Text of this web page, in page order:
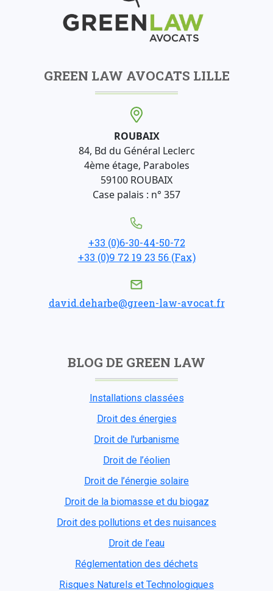
GREEN LAW AVOCATS LILLE
ROUBAIX
84, Bd du Général Leclerc
4ème étage, Paraboles
59100 ROUBAIX
Case palais : n° 357
+33 (0)6-30-44-50-72
+33 (0)9 72 19 23 56 (Fax)
david.deharbe@green-law-avocat.fr
BLOG DE GREEN LAW
Installations classées
Droit des énergies
Droit de l'urbanisme
Droit de l’éolien
Droit de l’énergie solaire
Droit de la biomasse et du biogaz
Droit des pollutions et des nuisances
Droit de l’eau
Réglementation des déchets
Risques Naturels et Technologiques